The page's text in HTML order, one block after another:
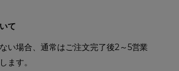
て
い場合、通常はご注文完了後2～5営業
ます。